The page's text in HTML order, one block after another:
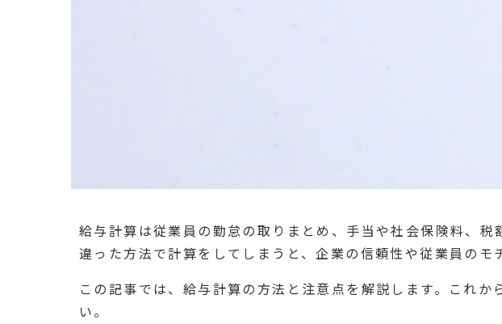
給与計算は従業員の勤怠の取りまとめ、手当や社会保険料、
違った方法で計算をしてしまうと、企業の信頼性や従業員のモ
この記事では、給与計算の方法と注意点を解説します。これ
い。